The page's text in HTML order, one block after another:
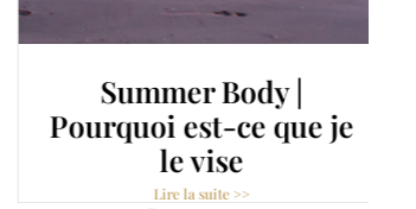
Summer Body |
Pourquoi est-ce que je
le vise
Lire la suite >>